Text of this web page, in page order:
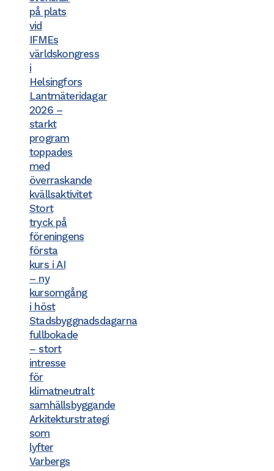
på plats
vid
IFMEs
världskongress
i
Helsingfors
Lantmäteridagar
2026 –
starkt
program
toppades
med
överraskande
kvällsaktivitet
Stort
tryck på
föreningens
första
kurs i AI
– ny
kursomgång
i höst
Stadsbyggnadsdagarna
fullbokade
– stort
intresse
för
klimatneutralt
samhällsbyggande
Arkitekturstrategi
som
lyfter
Varbergs